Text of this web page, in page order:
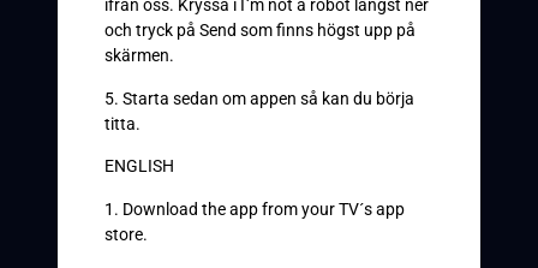
ifrån oss. Kryssa i I`m not a robot längst ner
och tryck på Send som finns högst upp på
skärmen.
5. Starta sedan om appen så kan du börja
titta.
ENGLISH
1. Download the app from your TV´s app
store.